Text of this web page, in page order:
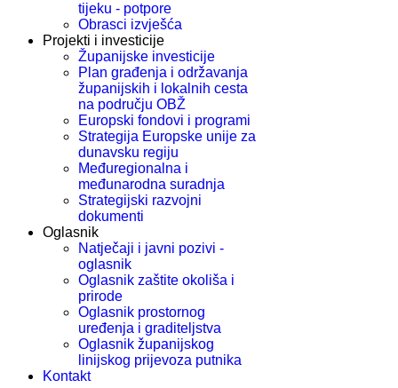
tijeku - potpore
Obrasci izvješća
Projekti i investicije
Županijske investicije
Plan građenja i održavanja
županijskih i lokalnih cesta
na području OBŽ
Europski fondovi i programi
Strategija Europske unije za
dunavsku regiju
Međuregionalna i
međunarodna suradnja
Strategijski razvojni
dokumenti
Oglasnik
Natječaji i javni pozivi -
oglasnik
Oglasnik zaštite okoliša i
prirode
Oglasnik prostornog
uređenja i graditeljstva
Oglasnik županijskog
linijskog prijevoza putnika
Kontakt